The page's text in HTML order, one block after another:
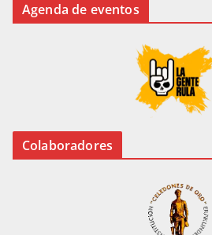
Agenda de eventos
Colaboradores